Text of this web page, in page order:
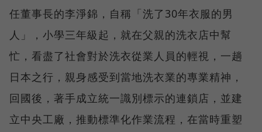
任董事長的李淨錦，自稱「洗了30年衣服的男
人」，小學三年級起，就在父親的洗衣店中幫
忙，看盡了社會對於洗衣從業人員的輕視，一趟
日本之行，親身感受到當地洗衣業的專業精神，
回國後，著手成立統一識別標示的連鎖店，並建
立中央工廠，推動標準化作業流程，在當時重塑